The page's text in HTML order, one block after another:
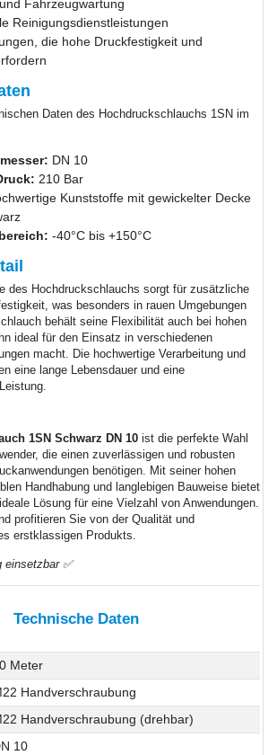
Fahrzeugwartung
Reinigungsdienstleistungen
die hohe Druckfestigkeit und
Daten des Hochdruckschlauchs 1SN im
DN 10
210 Bar
Kunststoffe mit gewickelter Decke
-40°C bis +150°C
des Hochdruckschlauchs sorgt für zusätzliche
was besonders in rauen Umgebungen
behält seine Flexibilität auch bei hohen
ideal für den Einsatz in verschiedenen
macht. Die hochwertige Verarbeitung und
eine lange Lebensdauer und eine
1SN Schwarz DN 10ist die perfekte Wahl
die einen zuverlässigen und robusten
benötigen. Mit seiner hohen
Handhabung und langlebigen Bauweise bietet
Lösung für eine Vielzahl von Anwendungen.
profitieren Sie von der Qualität und
erstklassigen Produkts.
einsetzbar ✅
Technische Daten
Meter
Handverschraubung
Handverschraubung (drehbar)
10